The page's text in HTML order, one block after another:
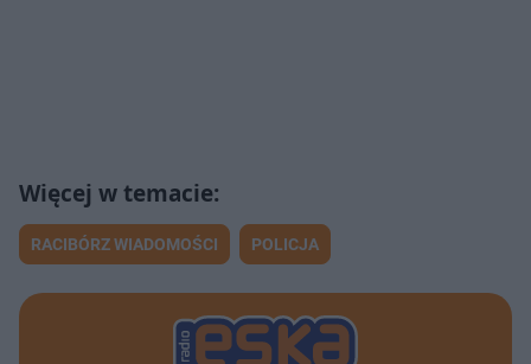
RACIBÓRZ WIADOMOŚCI POLICJA